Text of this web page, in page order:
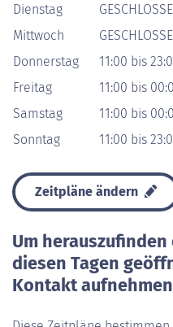
Dienstag
Mittwoch
Donnerstag
11:00 bis
Freitag
11:00 bis
Samstag
11:00 bis
Sonntag
11:00 bis
Zeitpläne ändern
Um
diesen Tagen
Kontakt